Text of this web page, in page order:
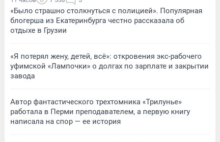
«Было страшно столкнуться с полицией». Популярная
блогерша из Екатеринбурга честно рассказала об
отдыхе в Грузии
«Я потерял жену, детей, всё»: откровения экс-рабочего
уфимской «Лампочки» о долгах по зарплате и закрытии
завода
Автор фантастического трехтомника «Трилунье»
работала в Перми преподавателем, а первую книгу
написала на спор — ее история